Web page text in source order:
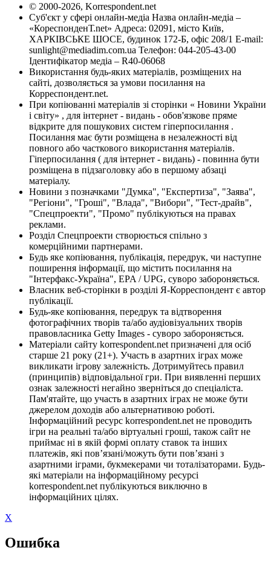
© 2000-2026, Korrespondent.net
Суб'єкт у сфері онлайн-медіа Назва онлайн-медіа –
«КореспонденТ.net» Адреса: 02091, місто Київ,
ХАРКІВСЬКЕ ШОСЕ, будинок 172-Б, офіс 208/1 E-mail:
sunlight@mediadim.com.ua Телефон: 044-205-43-00
Ідентифікатор медіа – R40-06068
Використання будь-яких матеріалів, розміщених на
сайті, дозволяється за умови посилання на
Корреспондент.net.
При копіюванні матеріалів зі сторінки « Новини України
і світу» , для інтернет - видань - обов'язкове пряме
відкрите для пошукових систем гіперпосилання .
Посилання має бути розміщена в незалежності від
повного або часткового використання матеріалів.
Гіперпосилання ( для інтернет - видань) - повинна бути
розміщена в підзаголовку або в першому абзаці
матеріалу.
Новини з позначками "Думка", "Експертиза", "Заява",
"Регіони", "Гроші", "Влада", "Вибори", "Тест-драйв",
"Спецпроекти", "Промо" публікуються на правах
реклами.
Розділ Спецпроекти створюється спільно з
комерційними партнерами.
Будь яке копіювання, публікація, передрук, чи наступне
поширення інформації, що містить посилання на
"Інтерфакс-Україна", EPA / UPG, суворо забороняється.
Власник веб-сторінки в розділі Я-Корреспондент є автор
публікації.
Будь-яке копіювання, передрук та відтворення
фотографічних творів та/або аудіовізуальних творів
правовласника Getty Images - суворо забороняється.
Матеріали сайту korrespondent.net призначені для осіб
старше 21 року (21+). Участь в азартних іграх може
викликати ігрову залежність. Дотримуйтесь правил
(принципів) відповідальної гри. При виявленні перших
ознак залежності негайно зверніться до спеціаліста.
Пам'ятайте, що участь в азартних іграх не може бути
джерелом доходів або альтернативою роботі.
Інформаційний ресурс korrespondent.net не проводить
ігри на реальні та/або віртуальні гроші, також сайт не
приймає ні в якій формі оплату ставок та інших
платежів, які пов’язані/можуть бути пов’язані з
азартними іграми, букмекерами чи тоталізаторами. Будь-
які матеріали на інформаційному ресурсі
korrespondent.net публікуються виключно в
інформаційних цілях.
X
Ошибка